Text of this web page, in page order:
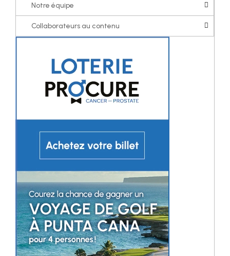
Notre équipe
Collaborateurs au contenu